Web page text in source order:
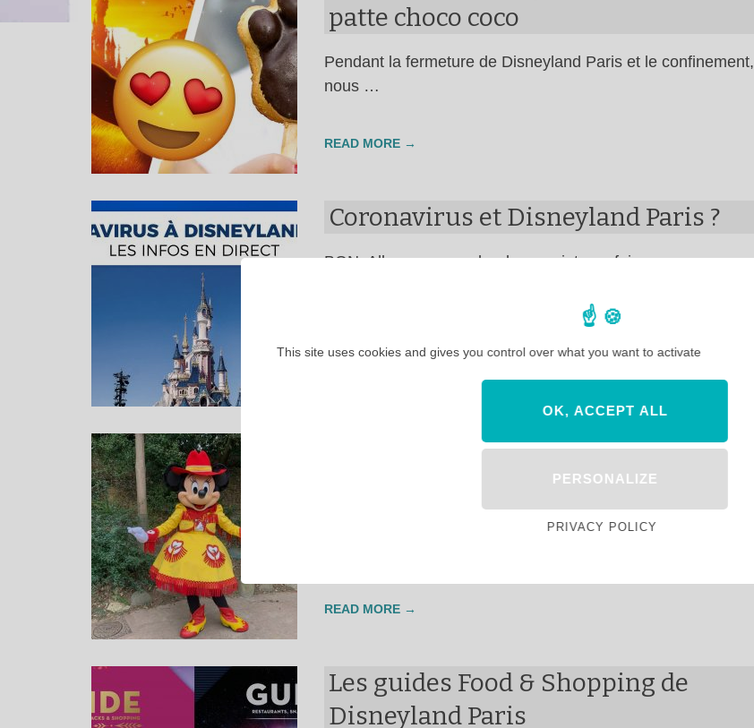
patte choco coco
Pendant la fermeture de Disneyland Paris et le confinement,
nous …
READ MORE →
Coronavirus et Disneyland Paris ?
BON. Allez, on va parler de ce sujet une fois …
Personnages à Disneyland Paris :
Depuis la semaine dernière, une nouvelle Cow Girl met
READ MORE →
Les guides Food & Shopping de
Disneyland Paris
This site uses cookies and gives you control over what you want to activate
OK, ACCEPT ALL
PERSONALIZE
PRIVACY POLICY